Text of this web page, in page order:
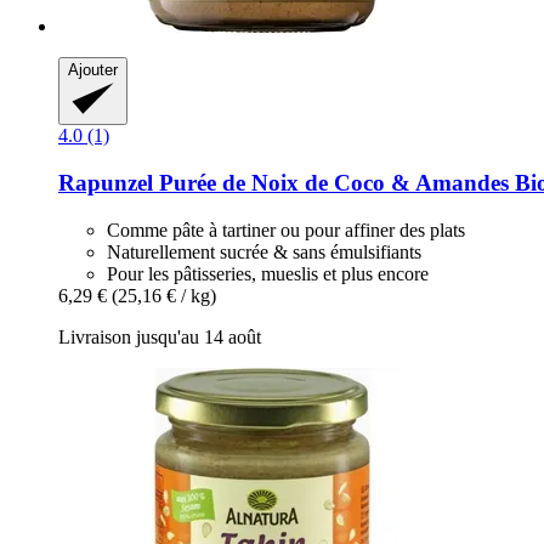
Ajouter
4.0 (1)
Rapunzel Purée de Noix de Coco & Amandes
Comme pâte à tartiner ou pour affiner des plats
Naturellement sucrée & sans émulsifiants
Pour les pâtisseries, mueslis et plus encore
6,29 € (25,16 € / kg)
Livraison jusqu'au 14 août